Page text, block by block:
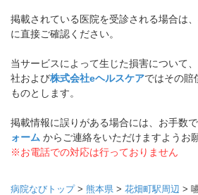
掲載されている医院を受診される場合は
に直接ご確認ください。
当サービスによって生じた損害について
社および株式会社eヘルスケアではその賠
ものとします。
掲載情報に誤りがある場合には、お手数で
ォーム からご連絡をいただけますようお
※お電話での対応は行っておりません
病院なびトップ> 熊本県 > 花畑町駅周辺 >